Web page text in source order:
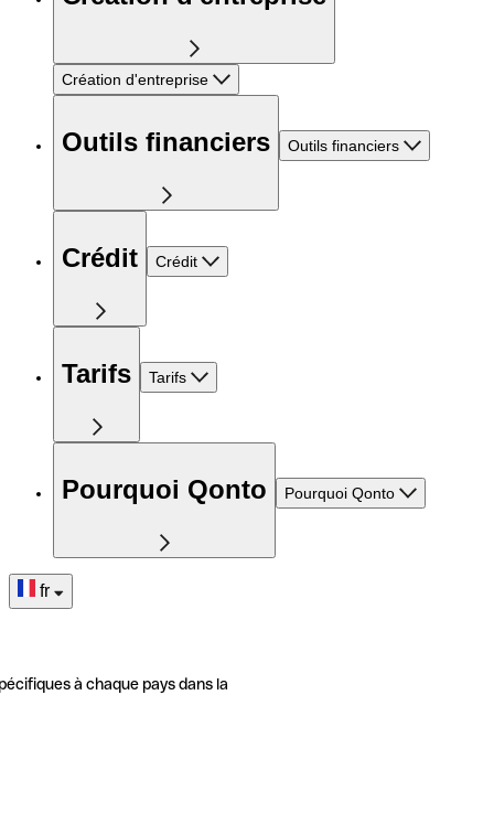
Création d'entreprise
Outils financiers Outils financiers
Crédit Crédit
Tarifs Tarifs
Pourquoi Qonto Pourquoi Qonto
fr
à chaque pays dans la